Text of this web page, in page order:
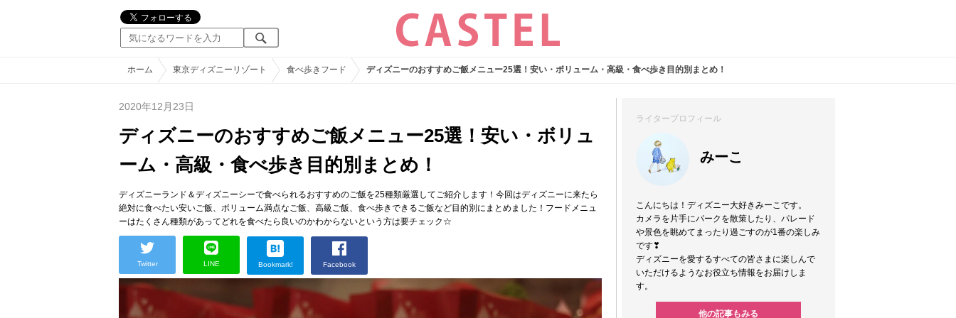
ホーム 東京ディズニーリゾート 食べ歩きフード ディズニーのおすすめご飯メニュー25選！安い・ボリューム・高級・食べ歩き目的別まとめ！
2020年12月23日
ディズニーのおすすめご飯メニュー25選！安い・ボリュ
ーム・高級・食べ歩き目的別まとめ！
ディズニーランド＆ディズニーシーで食べられるおすすめのご飯を25種類厳選してご紹介します！今回はディズニーに来たら
絶対に食べたい安いご飯、ボリューム満点なご飯、高級ご飯、食べ歩きできるご飯など目的別にまとめました！フードメニュ
ーはたくさん種類があってどれを食べたら良いのかわからないという方は要チェック☆
Twitter LINE Bookmark! Facebook
ライタープロフィール
みーこ
こんにちは！ディズニー大好きみーこです。
カメラを片手にパークを散策したり、パレード
や景色を眺めてまったり過ごすのが1番の楽しみ
です❣
ディズニーを愛するすべての皆さまに楽しんで
いただけるようなお役立ち情報をお届けしま
す。
他の記事もみる